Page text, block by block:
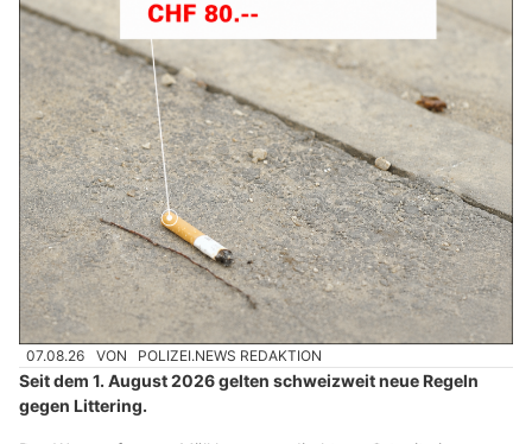
07.08.26 VON POLIZEI.NEWS REDAKTION
Seit dem 1. August 2026 gelten schweizweit neue Regeln
gegen Littering.